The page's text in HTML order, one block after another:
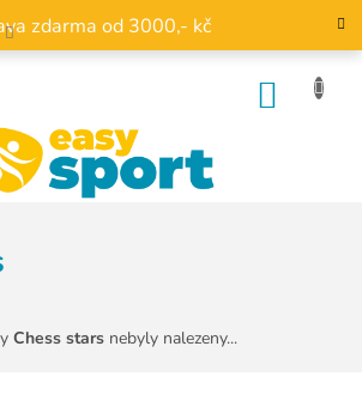
zdarma od 3000,- kč
Chess stars nebyly nalezeny...